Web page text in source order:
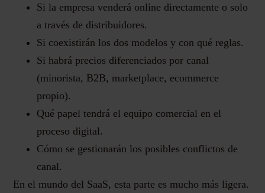
Si la empresa venderá online directamente o solo
a través de distribuidores.
Si coexistirán los dos modelos y con qué reglas.
Si habrá precios diferenciados por canal
(minorista, B2B, marketplace, ecommerce
propio).
Qué papel tendrá el equipo comercial en el
proceso digital.
Cómo se gestionarán los posibles conflictos de
canal.
En el mundo del SaaS, esta parte es mucho más ligera.